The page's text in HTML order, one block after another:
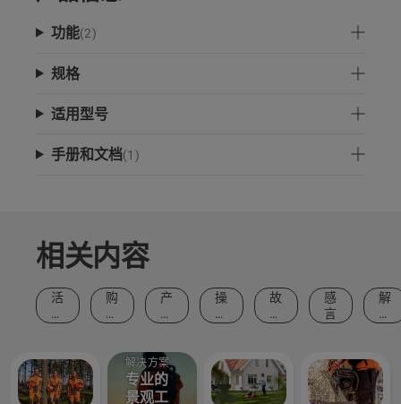
功能(2)
规格
适用型号
手册和文档(1 )
相关内容
活
动
件
购
买
产
品
新
操
作
和
指
南
故
事
感
感
言
解
决
解决方案
专业的
景观工